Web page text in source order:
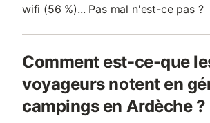
wifi (56 %)... Pas mal n'est-ce pas ?
Comment est-ce-que
voyageurs notent en
campings en Ardèche ?